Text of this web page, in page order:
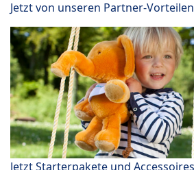
Jetzt von unseren Partner-
Jetzt Starterpakete und